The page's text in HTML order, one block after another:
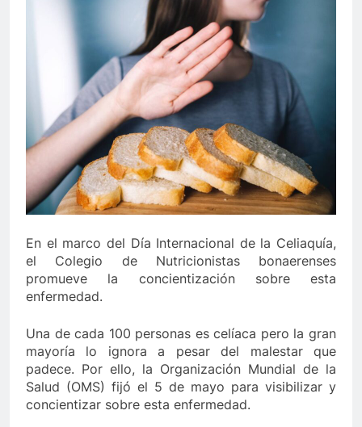
En el marco del Día Internacional de la Celiaquía,
el Colegio de Nutricionistas bonaerenses
promueve la concientización sobre esta
enfermedad.
Una de cada 100 personas es celíaca pero la gran
mayoría lo ignora a pesar del malestar que
padece. Por ello, la Organización Mundial de la
Salud (OMS) fijó el 5 de mayo para visibilizar y
concientizar sobre esta enfermedad.